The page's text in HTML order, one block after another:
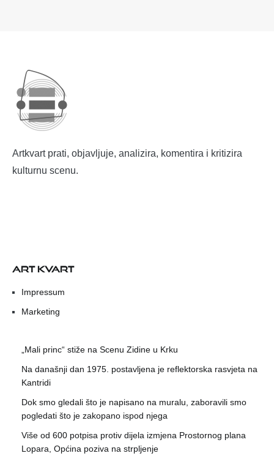
Artkvart prati, objavljuje, analizira, komentira i kritizira
kulturnu scenu.
ART KVART
Impressum
Marketing
„Mali princ“ stiže na Scenu Zidine u Krku
Na današnji dan 1975. postavljena je reflektorska rasvjeta na
Kantridi
Dok smo gledali što je napisano na muralu, zaboravili smo
pogledati što je zakopano ispod njega
Više od 600 potpisa protiv dijela izmjena Prostornog plana
Lopara, Općina poziva na strpljenje